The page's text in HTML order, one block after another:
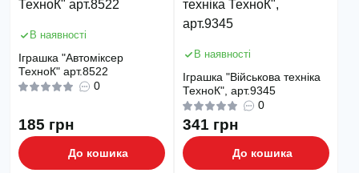
В наявності
Іграшка "Автоміксер
ТехноК" арт.8522
0
185 грн
До кошика
В наявності
Іграшка "Військова техніка
ТехноК", арт.9345
0
341 грн
До кошика